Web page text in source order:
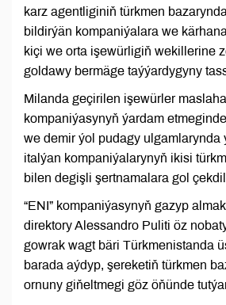
karz agentliginiň türkmen
bildirýän kompaniýalara we
kiçi we orta işewürligiň wekillerine
goldawy bermäge taýýardygyny
Milanda geçirilen işewürler
kompaniýasynyň ýardam
we demir ýol pudagy ulgamlarynda
italýan kompaniýalarynyň ikisi
bilen degişli şertnamalara gol
“ENI” kompaniýasynyň gazyp
direktory Alessandro Puliti öz
gowrak wagt bäri Türkmenistanda
barada aýdyp, şereketiň türkmen
ornuny giňeltmegi göz öňünde